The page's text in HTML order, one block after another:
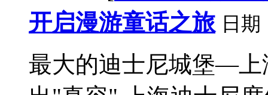
开启漫游童话之旅 日期
最大的迪士尼城堡—上